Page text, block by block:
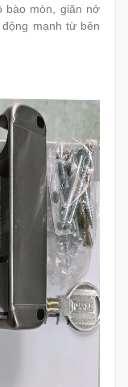
bào mòn, giãn nở
mạnh từ bên